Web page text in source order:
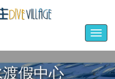
假中心